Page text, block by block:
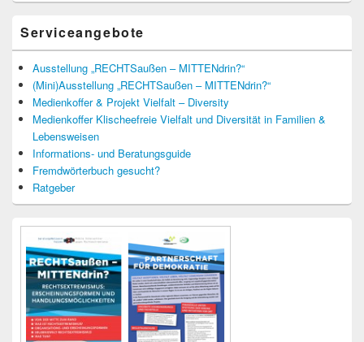
Serviceangebote
Ausstellung „RECHTSaußen – MITTENdrin?“
(Mini)Ausstellung „RECHTSaußen – MITTENdrin?“
Medienkoffer & Projekt Vielfalt – Diversity
Medienkoffer Klischeefreie Vielfalt und Diversität in Familien &
Lebensweisen
Informations- und Beratungsguide
Fremdwörterbuch gesucht?
Ratgeber